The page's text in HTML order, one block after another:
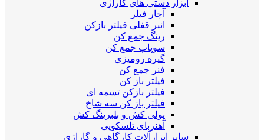
ابزار دستی های گاراژی
آچار فیلر
انبر قفلی فیلتر بازکن
رینگ جمع کن
سوپاپ جمع کن
گیره رومیزی
فنر جمع کن
فیلتر باز کن
فیلتر بازکن تسمه ای
فیلتر باز کن سه شاخ
پولی کش و بلبرینگ کش
آهنربای تلسکوپی
سایر ابزارآلات کارگاهی و گاراژی